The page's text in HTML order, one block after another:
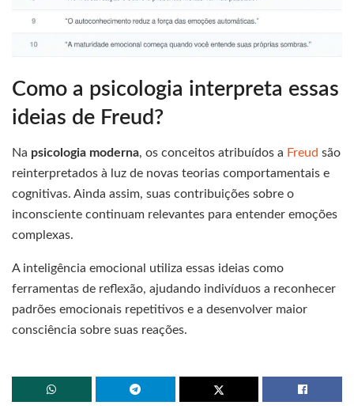
Como a psicologia interpreta essas
ideias de Freud?
Na psicologia moderna, os conceitos atribuídos a Freud são
reinterpretados à luz de novas teorias comportamentais e
cognitivas. Ainda assim, suas contribuições sobre o
inconsciente continuam relevantes para entender emoções
complexas.
A inteligência emocional utiliza essas ideias como
ferramentas de reflexão, ajudando indivíduos a reconhecer
padrões emocionais repetitivos e a desenvolver maior
consciência sobre suas reações.